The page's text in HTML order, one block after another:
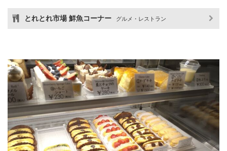
とれとれ市場 鮮魚コーナー グルメ・レストラン